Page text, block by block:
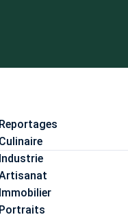
Reportages
Culinaire
Industrie
Immobilier
Portraits